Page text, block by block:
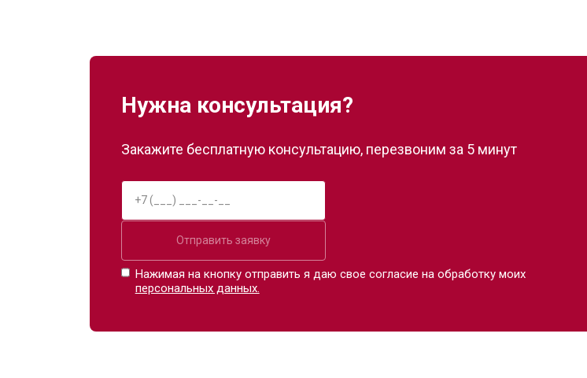
Нужна консультация?
Закажите бесплатную консультацию, перезвоним за 5 минут
Отправить заявку
Нажимая на кнопку отправить я даю свое согласие на обработку моих
персональных данных.